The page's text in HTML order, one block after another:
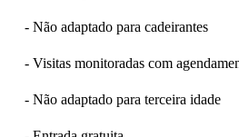
- Não adaptado para cadeirantes
- Visitas monitoradas com
- Não adaptado para terceira idade